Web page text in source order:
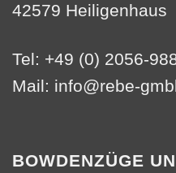
42579 Heiligenhaus
Tel: +49 (0) 2056-
Mail: info@rebe-
BOWDENZÜGE